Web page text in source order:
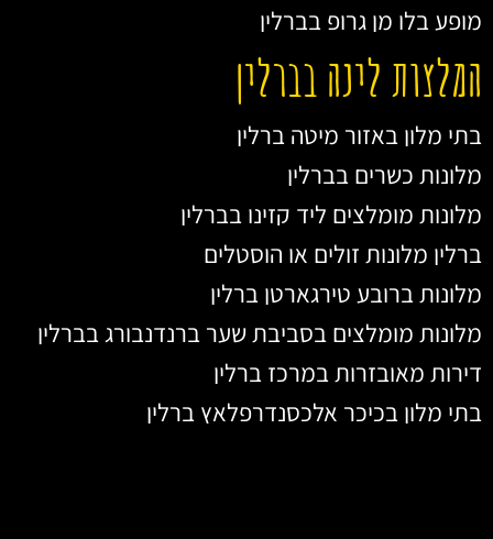
מופע בלו מן גרופ בברלין
המלצות לינה בברלין
בתי מלון באזור מיטה ברלין
מלונות כשרים בברלין
מלונות מומלצים ליד קזינו בברלין
ברלין מלונות זולים או הוסטלים
מלונות ברובע טירגארטן ברלין
מלונות מומלצים בסביבת שער ברנדנבורג בברלין
דירות מאובזרות במרכז ברלין
בתי מלון בכיכר אלכסנדרפלאץ ברלין